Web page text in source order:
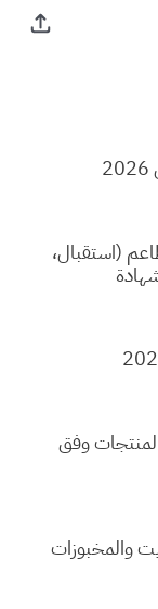
(استقبال،
وفق
والمخبوزات